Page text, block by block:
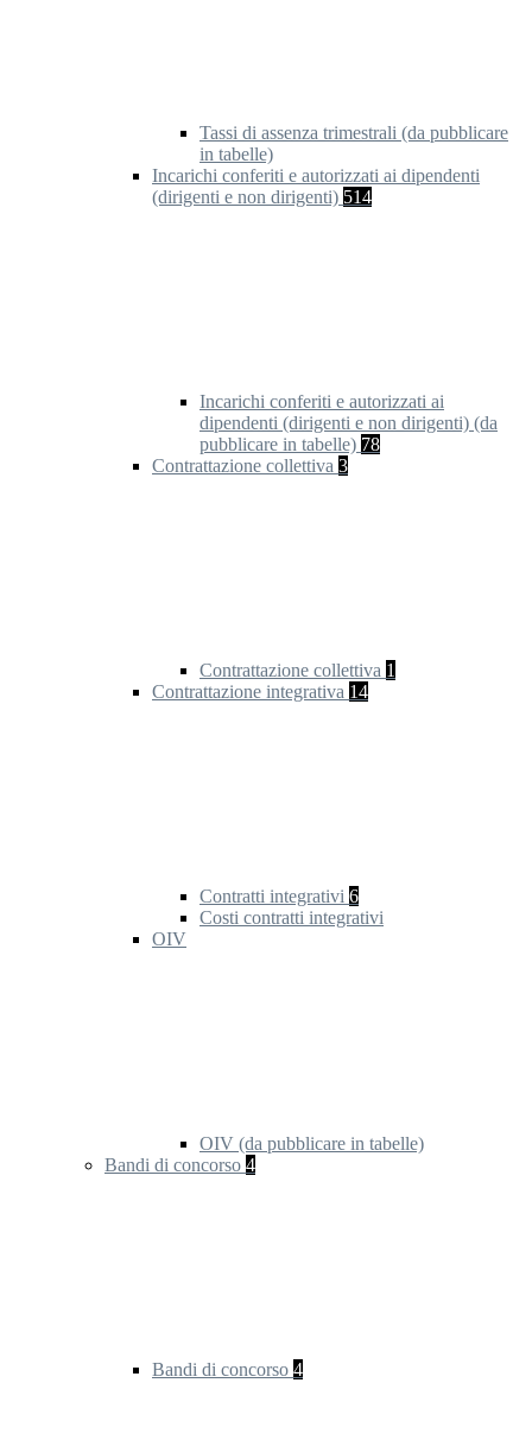
Tassi di assenza trimestrali (da pubblicare
in tabelle)
Incarichi conferiti e autorizzati ai dipendenti
(dirigenti e non dirigenti) 514
Incarichi conferiti e autorizzati ai
dipendenti (dirigenti e non dirigenti) (da
pubblicare in tabelle) 78
Contrattazione collettiva 3
Contrattazione collettiva 1
Contrattazione integrativa 14
Contratti integrativi 6
Costi contratti integrativi
OIV
OIV (da pubblicare in tabelle)
Bandi di concorso 4
Bandi di concorso 4